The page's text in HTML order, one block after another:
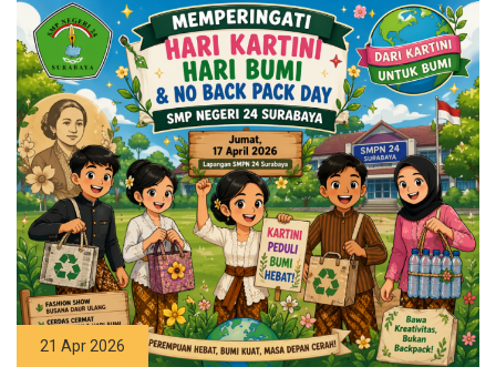
21 Apr 2026